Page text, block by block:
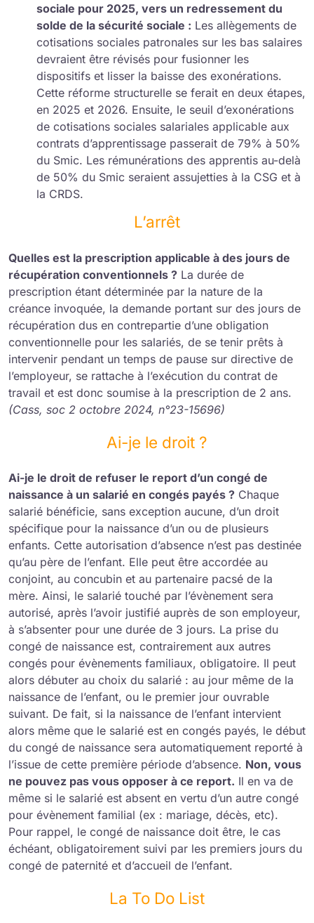
sociale pour 2025, vers un redressement du
solde de la sécurité sociale : Les allègements de
cotisations sociales patronales sur les bas salaires
devraient être révisés pour fusionner les
dispositifs et lisser la baisse des exonérations.
Cette réforme structurelle se ferait en deux étapes,
en 2025 et 2026. Ensuite, le seuil d’exonérations
de cotisations sociales salariales applicable aux
contrats d’apprentissage passerait de 79% à 50%
du Smic. Les rémunérations des apprentis au-delà
de 50% du Smic seraient assujetties à la CSG et à
la CRDS.
L’arrêt
Quelles est la prescription applicable à des jours de
récupération conventionnels ?La durée de
prescription étant déterminée par la nature de la
créance invoquée, la demande portant sur des jours de
récupération dus en contrepartie d’une obligation
conventionnelle pour les salariés, de se tenir prêts à
intervenir pendant un temps de pause sur directive de
l’employeur, se rattache à l’exécution du contrat de
travail et est donc soumise à la prescription de 2 ans.
(Cass, soc 2 octobre 2024, n°23-15696)
Ai-je le droit ?
Ai-je le droit de refuser le report d’un congé de
naissance à un salarié en congés payés ?Chaque
salarié bénéficie, sans exception aucune, d’un droit
spécifique pour la naissance d’un ou de plusieurs
enfants. Cette autorisation d’absence n’est pas destinée
qu’au père de l’enfant. Elle peut être accordée au
conjoint, au concubin et au partenaire pacsé de la
mère. Ainsi, le salarié touché par l’évènement sera
autorisé, après l’avoir justifié auprès de son employeur,
à s’absenter pour une durée de 3 jours. La prise du
congé de naissance est, contrairement aux autres
congés pour évènements familiaux, obligatoire. Il peut
alors débuter au choix du salarié : au jour même de la
naissance de l’enfant, ou le premier jour ouvrable
suivant. De fait, si la naissance de l’enfant intervient
alors même que le salarié est en congés payés, le début
du congé de naissance sera automatiquement reporté à
l’issue de cette première période d’absence. Non, vous
ne pouvez pas vous opposer à ce report. Il en va de
même si le salarié est absent en vertu d’un autre congé
pour évènement familial (ex : mariage, décès, etc).
Pour rappel, le congé de naissance doit être, le cas
échéant, obligatoirement suivi par les premiers jours du
congé de paternité et d’accueil de l’enfant.
La To Do List